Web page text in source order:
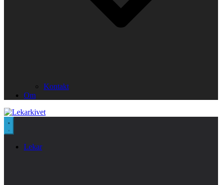
Kontakt
Om
Lekar